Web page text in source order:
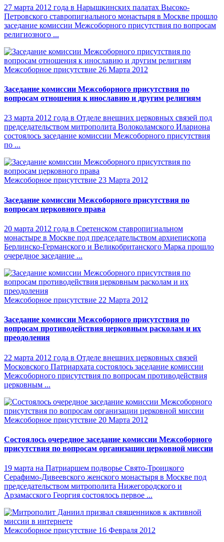
27 марта 2012 года в Нарышкинских палатах Высоко-
Петровского ставропигиального монастыря в Москве прошло
заседание комиссии Межсоборного присутствия по вопросам
религиозного ...
Межсоборное присутствие 26 Марта 2012
Заседание комиссии Межсоборного присутствия по
вопросам отношения к инославию и другим религиям
23 марта 2012 года в Отделе внешних церковных связей под
председательством митрополита Волоколамского Илариона
состоялось заседание комиссии Межсоборного присутствия
по ...
Межсоборное присутствие 23 Марта 2012
Заседание комиссии Межсоборного присутствия по
вопросам церковного права
20 марта 2012 года в Сретенском ставропигиальном
монастыре в Москве под председательством архиепископа
Берлинско-Германского и Великобританского Марка прошло
очередное заседание ...
Межсоборное присутствие 22 Марта 2012
Заседание комиссии Межсоборного присутствия по
вопросам противодействия церковным расколам и их
преодоления
22 марта 2012 года в Отделе внешних церковных связей
Московского Патриархата состоялось заседание комиссии
Межсоборного присутствия по вопросам противодействия
церковным ...
Межсоборное присутствие 20 Марта 2012
Состоялось очередное заседание комиссии Межсоборного
присутствия по вопросам организации церковной миссии
19 марта на Патриаршем подворье Свято-Троицкого
Серафимо-Дивеевского женского монастыря в Москве под
председательством митрополита Нижегородского и
Арзамасского Георгия состоялось первое ...
Межсоборное присутствие 16 Февраля 2012